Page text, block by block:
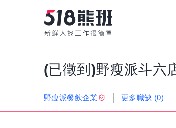
(已徵到)野瘦派斗六
野瘦派餐飲企業 更多職缺 (0)